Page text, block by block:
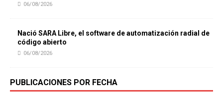
06/08/2026
Nació SARA Libre, el software de automatización radial de
código abierto
06/08/2026
PUBLICACIONES POR FECHA